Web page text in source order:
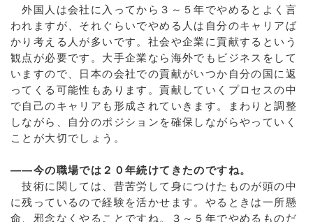
外国人は会社に入ってから３～５年でやめるとよく言
われますが、それぐらいでやめる人は自分のキャリアば
かり考える人が多いです。社会や企業に貢献するという
観点が必要です。大手企業なら海外でもビジネスをして
いますので、日本の会社での貢献がいつか自分の国に返
ってくる可能性もあります。貢献していくプロセスの中
で自己のキャリアも形成されていきます。まわりと調整
しながら、自分のポジションを確保しながらやっていく
ことが大切でしょう。
――今の職場では２０年続けてきたのですね。
技術に関しては、昔苦労して身につけたものが頭の中
に残っているので経験を活かせます。やるときは一所懸
命、邪念なくやることですね。３～５年でやめるものだ